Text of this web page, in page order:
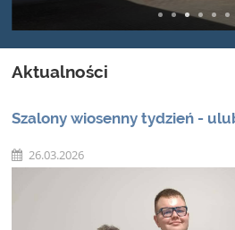
Aktualności
Szalony wiosenny tydzień -
26.03.2026